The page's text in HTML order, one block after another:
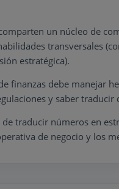
un núcleo de
transversales
estratégica).
finanzas debe manejar
y saber
de traducir números en
de negocio y los